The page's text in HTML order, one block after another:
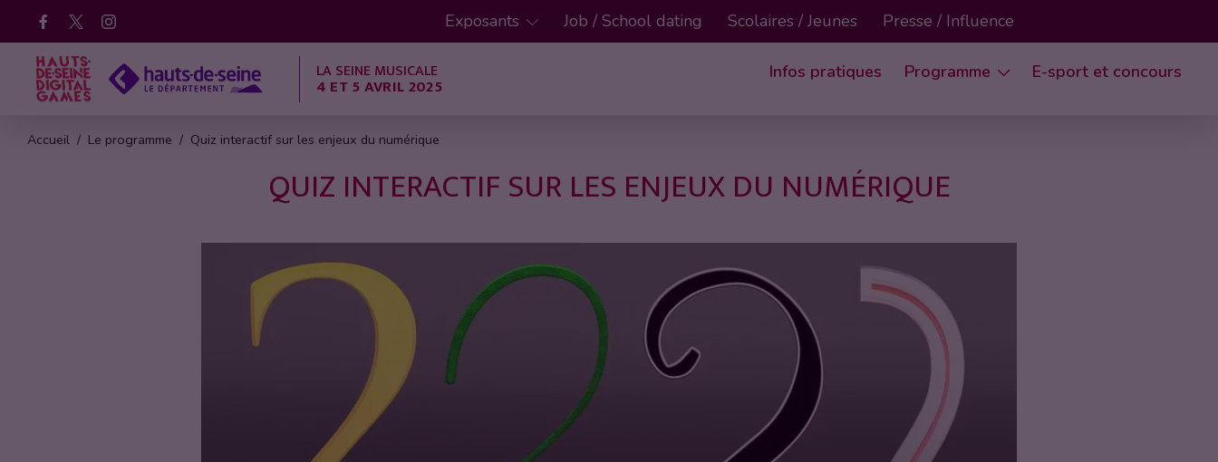
Facebook Exposants Job / School dating Scolaires / Jeunes Presse / Influence
LA SEINE MUSICALE
4 ET 5 AVRIL 2025
Infos pratiques Programme E-sport et concours
Accueil Le programme Quiz interactif sur les enjeux du numérique
QUIZ INTERACTIF SUR LES ENJEUX DU NUMÉRIQUE